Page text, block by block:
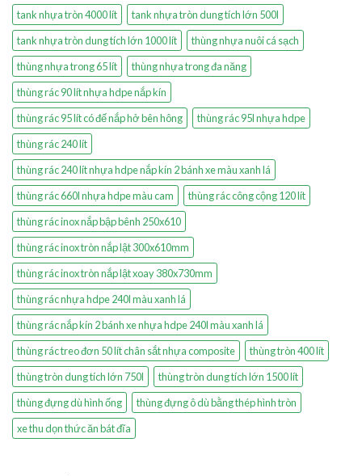
tank nhựa tròn 4000 lít
tank nhựa tròn dung tích lớn 500l
tank nhựa tròn dung tích lớn 1000 lít
thùng nhựa nuôi cá sạch
thùng nhựa trong 65 lít
thùng nhựa trong đa năng
thùng rác 90 lít nhựa hdpe nắp kín
thùng rác 95 lít có đế nắp hở bên hông
thùng rác 95l nhựa hdpe
thùng rác 240 lít
thùng rác 240 lít nhựa hdpe nắp kín 2 bánh xe màu xanh lá
thùng rác 660l nhựa hdpe màu cam
thùng rác công cộng 120 lít
thùng rác inox nắp bập bênh 250x610
thùng rác inox tròn nắp lật 300x610mm
thùng rác inox tròn nắp lật xoay 380x730mm
thùng rác nhựa hdpe 240l màu xanh lá
thùng rác nắp kín 2 bánh xe nhựa hdpe 240l màu xanh lá
thùng rác treo đơn 50 lít chân sắt nhựa composite
thùng tròn 400 lít
thùng tròn dung tích lớn 750l
thùng tròn dung tích lớn 1500 lít
thùng đựng dù hình ống
thùng đựng ô dù bằng thép hình tròn
xe thu dọn thức ăn bát đĩa